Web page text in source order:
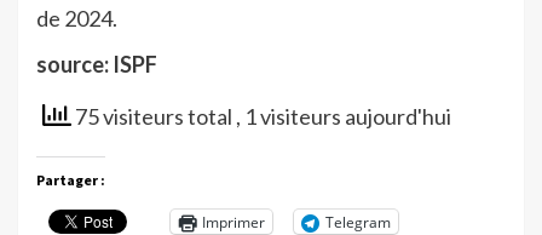
de 2024.
source: ISPF
75 visiteurs total , 1 visiteurs aujourd'hui
Partager :
Imprimer
Telegram